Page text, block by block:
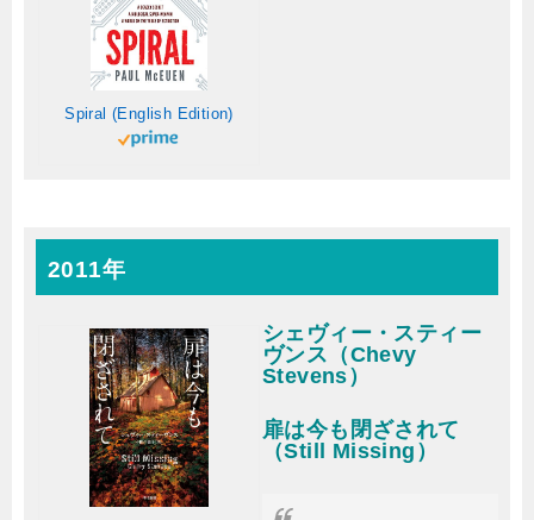
Spiral (English Edition)
2011年
シェヴィー・スティー
ヴンス（Chevy
Stevens）
扉は今も閉ざされて
（Still Missing）